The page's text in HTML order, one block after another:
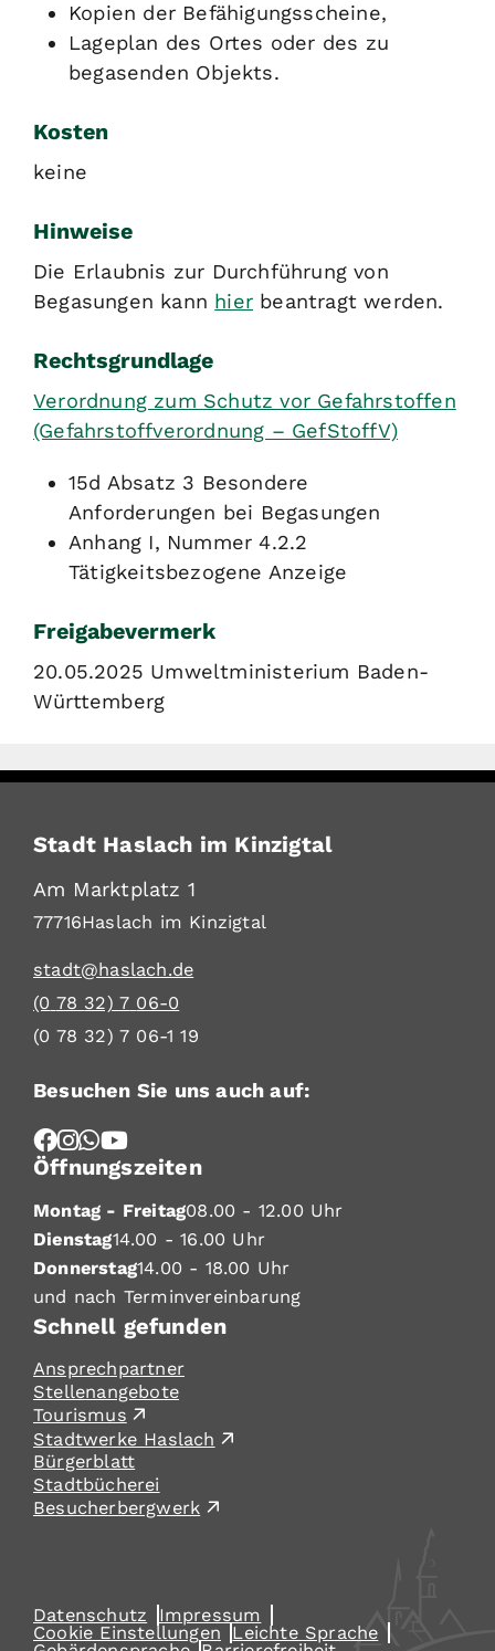
Kopien der Befähigungsscheine,
Lageplan des Ortes oder des zu
begasenden Objekts.
Kosten
keine
Hinweise
Die Erlaubnis zur Durchführung von
Begasungen kann hier beantragt werden.
Rechtsgrundlage
Verordnung zum Schutz vor Gefahrstoffen
(Gefahrstoffverordnung – GefStoffV)
15d Absatz 3 Besondere
Anforderungen bei Begasungen
Anhang I, Nummer 4.2.2
Tätigkeitsbezogene Anzeige
Freigabevermerk
20.05.2025 Umweltministerium Baden-
Württemberg
Stadt Haslach im Kinzigtal
Am Marktplatz 1
77716Haslach im Kinzigtal
stadt@haslach.de
(0 78 32) 7 06-0
(0 78 32) 7 06-1 19
Besuchen Sie uns auch auf:
Öffnungszeiten
Montag - Freitag08.00 - 12.00 Uhr
Dienstag14.00 - 16.00 Uhr
Donnerstag14.00 - 18.00 Uhr
und nach Terminvereinbarung
Schnell gefunden
Ansprechpartner
Stellenangebote
Tourismus
Stadtwerke Haslach
Bürgerblatt
Stadtbücherei
Besucherbergwerk
Datenschutz
Impressum
Cookie Einstellungen
Leichte Sprache